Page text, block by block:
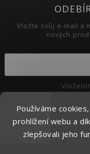
Používáme
prohlížení webu a
zlepšovali jeho
Vložte svůj e-mail a
nových